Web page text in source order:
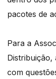
pacotes de
Para a
Distribuição,
com